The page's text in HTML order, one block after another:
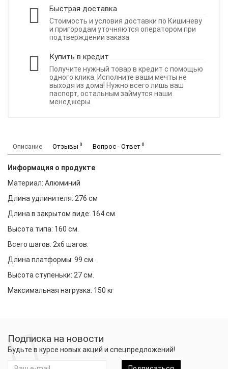
Быстрая доставка
Стоимость и условия доставки по Кишиневу
и пригородам уточняются оператором при
подтверждении заказа.
Купить в кредит
Получите нужный товар в кредит с помощью
одного клика. Исполните ваши мечты не
выходя из дома! Нужно всего лишь ваш
паспорт, остальным займутся наши
менеджеры.
Описание Отзывы 0 Вопрос - Ответ 0
Информация о продукте
Материал: Алюминий
Длина удлинителя: 276 см
Длина в закрытом виде: 164 см.
Высота типа: 160 см.
Всего шагов: 2x6 шагов.
Длина платформы: 99 см.
Высота ступеньки: 27 см.
Максимальная нагрузка: 150 кг
Подписка на новости
Будьте в курсе новых акций и спецпредложений!